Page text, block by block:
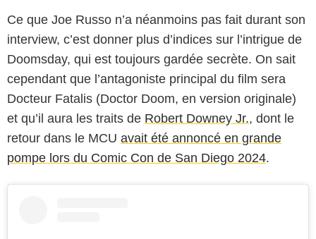
Ce que Joe Russo n’a néanmoins pas fait durant son
interview, c’est donner plus d’indices sur l’intrigue de
Doomsday, qui est toujours gardée secrète. On sait
cependant que l’antagoniste principal du film sera
Docteur Fatalis (Doctor Doom, en version originale)
et qu’il aura les traits de Robert Downey Jr., dont le
retour dans le MCU avait été annoncé en grande
pompe lors du Comic Con de San Diego 2024.